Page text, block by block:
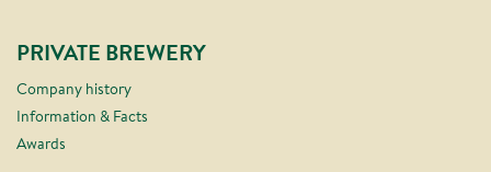
PRIVATE BREWERY
Company history
Information & Facts
Awards